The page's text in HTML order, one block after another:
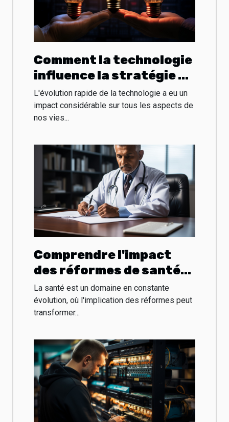
Comment la technologie
influence la stratégie de
rémunération des
dirigeants
L'évolution rapide de la technologie a eu un
impact considérable sur tous les aspects de
nos vies...
Comprendre l'impact
des réformes de santé
sur la pratique médicale
La santé est un domaine en constante
évolution, où l'implication des réformes peut
transformer...